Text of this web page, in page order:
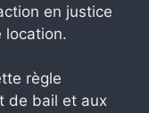
en justice
location.
règle
de bail et aux